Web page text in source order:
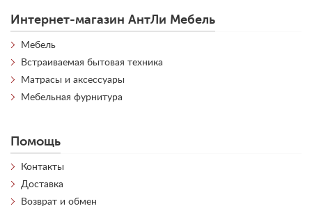
Интернет-магазин АнтЛи Мебель
Мебель
Встраиваемая бытовая техника
Матрасы и аксессуары
Мебельная фурнитура
Помощь
Контакты
Доставка
Возврат и обмен